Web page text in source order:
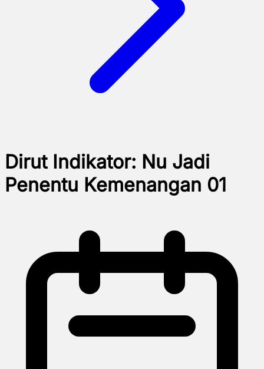
Dirut Indikator: Nu Jadi
Penentu Kemenangan 01